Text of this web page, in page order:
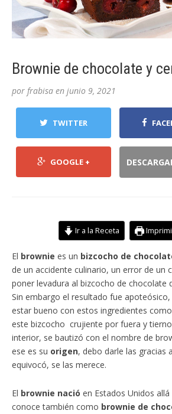
Brownie de chocolate y
por frabisa en junio 9, 2021
TWITTER
GOOGLE +
Ir a la Receta
El brownie es un bizcocho de
de un accidente culinario, un error de un
poner levadura al bizcocho de chocolate
Sin embargo el resultado fue
estar bueno con estos ingredientes
este bizcocho crujiente por fuera y
interior, se bautizó con el nombre de
ese es su origen, debo darle las gracias
equivocó, se las merece.
El brownie nació en Estados Unidos
conoce también como brownie de